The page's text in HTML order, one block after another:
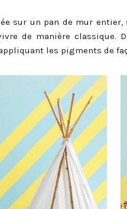
sur un pan de mur
de manière classique.
les pigments de